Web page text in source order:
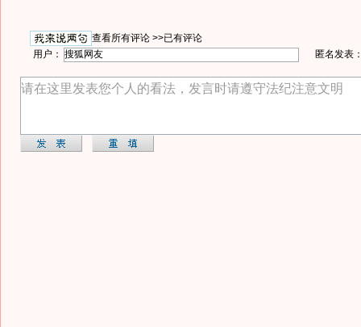
查看所有评论 >>已有评论
用户：
匿名发表